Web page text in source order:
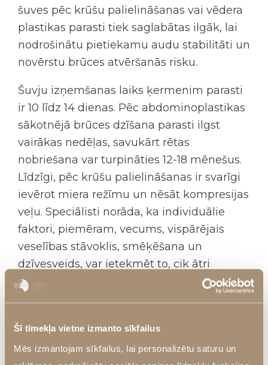
Šī tīmekļa vietne izmanto sīkfailus
Mēs izmantojam sīkfailus, lai personalizētu saturu un
šuves pēc krūšu palielināšanas vai vēdera
plastikas parasti tiek saglabātas ilgāk, lai
nodrošinātu pietiekamu audu stabilitāti un
novērstu brūces atvēršanās risku.
Šuvju izņemšanas laiks ķermenim parasti
ir 10 līdz 14 dienas. Pēc abdominoplastikas
sākotnējā brūces dzīšana parasti ilgst
vairākas nedēļas, savukārt rētas
nobriešana var turpināties 12-18 mēnešus.
Līdzīgi, pēc krūšu palielināšanas ir svarīgi
ievērot miera režīmu un nēsāt kompresijas
veļu. Speciālisti norāda, ka individuālie
faktori, piemēram, vecums, vispārējais
veselības stāvoklis, smēķēšana un
dzīvesveids, var ietekmēt to, cik ātri
sadzīst šuves pēc operācijas un kā
Šuvju materiāli:
pašuzsūcošie un